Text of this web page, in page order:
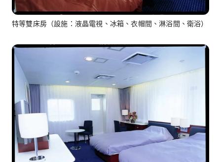
特等雙床房（設施：液晶電視、冰箱、衣帽間、淋浴間、衛浴）